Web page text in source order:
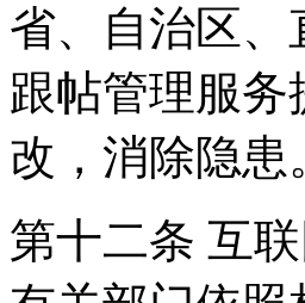
省、自治区
跟帖管理服
改，消除隐患
第十二条 互